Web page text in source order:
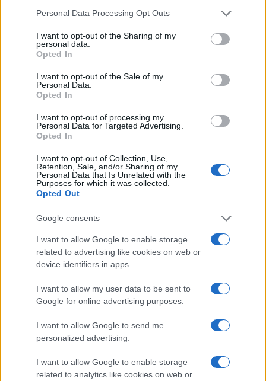
Please note that this website/app uses one or more Google
not limited to your visit or usage behaviour. You may click to
grant or deny consent to Google and its third-party tags to
use your data for below specified purposes in below Google
consent section.
Personal Data Processing Opt Outs
I want to opt-out of the Sharing of my
personal data.
Opted In
I want to opt-out of the Sale of my
Personal Data.
Opted In
I want to opt-out of processing my
Personal Data for Targeted Advertising.
Opted In
I want to opt-out of Collection, Use,
Retention, Sale, and/or Sharing of my
Personal Data that Is Unrelated with the
Purposes for which it was collected.
Opted Out
Google consents
I want to allow Google to enable storage
related to advertising like cookies on web or
device identifiers in apps.
I want to allow my user data to be sent to
Google for online advertising purposes.
I want to allow Google to send me
personalized advertising.
I want to allow Google to enable storage
related to analytics like cookies on web or
Esposito ha rilanciato la grande popolarità del
Spencer. —spettacoliwebinfo@adnkronos.com
(Web Info)
staff